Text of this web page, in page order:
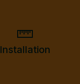
Installation